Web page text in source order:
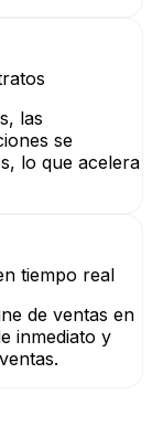
las
se
lo que acelera
tiempo real
de ventas en
inmediato y